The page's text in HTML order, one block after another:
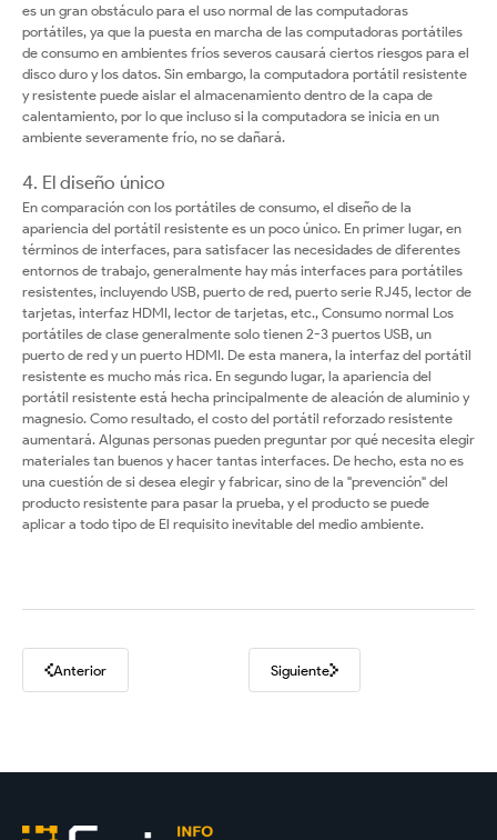
es un gran obstáculo para el uso normal de las computadoras
portátiles, ya que la puesta en marcha de las computadoras portátiles
de consumo en ambientes fríos severos causará ciertos riesgos para el
disco duro y los datos. Sin embargo, la computadora portátil resistente
y resistente puede aislar el almacenamiento dentro de la capa de
calentamiento, por lo que incluso si la computadora se inicia en un
ambiente severamente frío, no se dañará.
4. El diseño único
En comparación con los portátiles de consumo, el diseño de la
apariencia del portátil resistente es un poco único. En primer lugar, en
términos de interfaces, para satisfacer las necesidades de diferentes
entornos de trabajo, generalmente hay más interfaces para portátiles
resistentes, incluyendo USB, puerto de red, puerto serie RJ45, lector de
tarjetas, interfaz HDMI, lector de tarjetas, etc., Consumo normal Los
portátiles de clase generalmente solo tienen 2-3 puertos USB, un
puerto de red y un puerto HDMI. De esta manera, la interfaz del portátil
resistente es mucho más rica. En segundo lugar, la apariencia del
portátil resistente está hecha principalmente de aleación de aluminio y
magnesio. Como resultado, el costo del portátil reforzado resistente
aumentará. Algunas personas pueden preguntar por qué necesita elegir
materiales tan buenos y hacer tantas interfaces. De hecho, esta no es
una cuestión de si desea elegir y fabricar, sino de la "prevención" del
producto resistente para pasar la prueba, y el producto se puede
aplicar a todo tipo de El requisito inevitable del medio ambiente.
Anterior Siguiente